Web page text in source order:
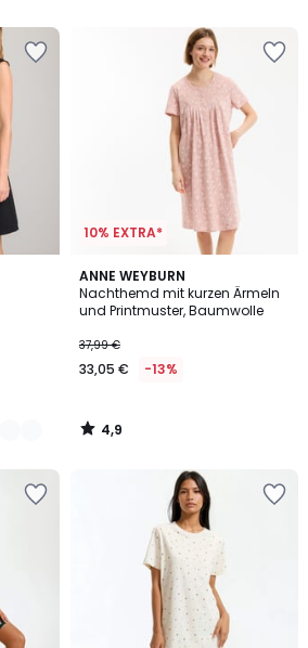
10% EXTRA*
ANNE WEYBURN
Nachthemd mit kurzen Ärmeln
und Printmuster, Baumwolle
37,99 €
33,05 € -13%
4,9
/ 5
4,9
/